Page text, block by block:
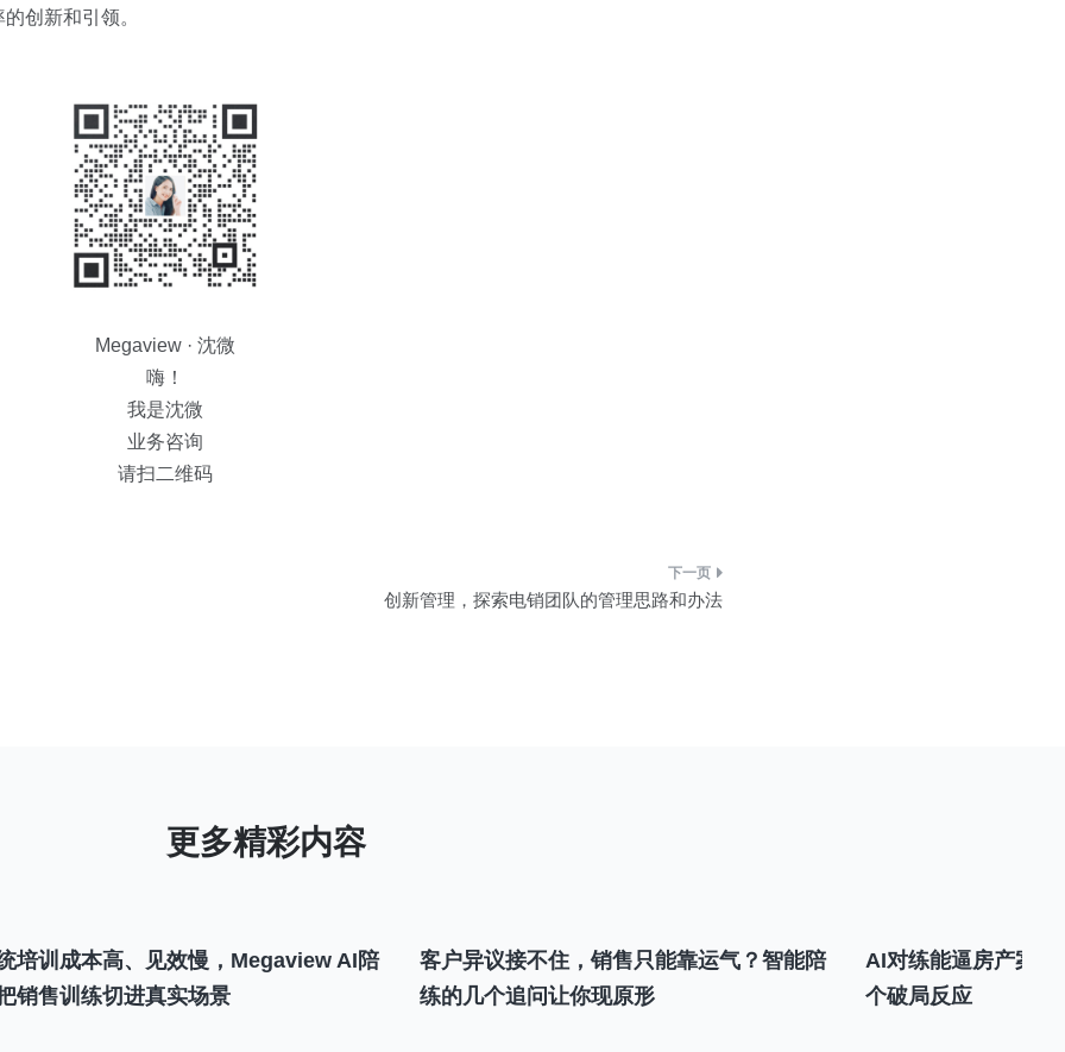
创新和引领。
Megaview · 沈微
嗨！
我是沈微
业务咨询
请扫二维码
创新管理，探索电销团队的管理思路和办法
培训成本高、见效慢，Megaview AI陪
销售训练切进真实场景
客户异议接不住，销售只能靠运气？智能陪
练的几个追问让你现原形
AI对练能逼房产案
个破局反应